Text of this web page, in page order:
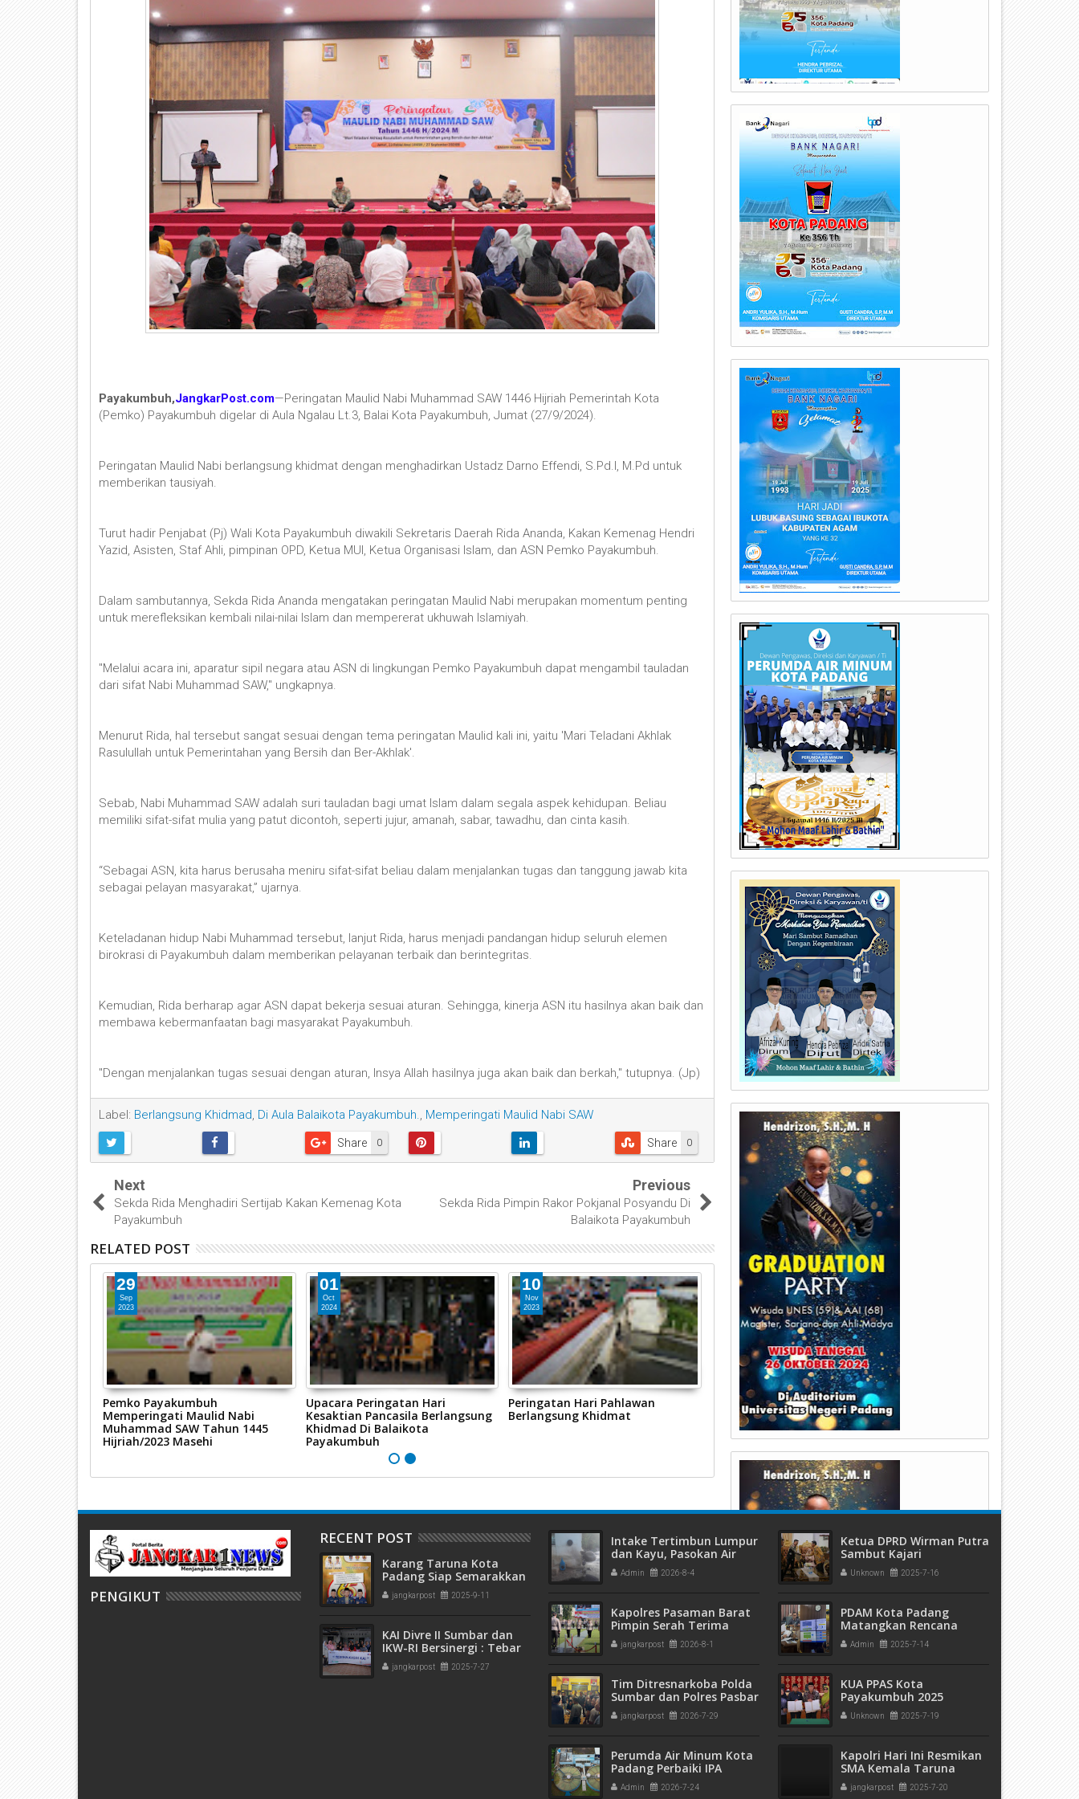
Payakumbuh,JangkarPost.com—Peringatan Maulid Nabi Muhammad SAW 1446 Hijriah Pemerintah Kota
(Pemko) Payakumbuh digelar di Aula Ngalau Lt.3, Balai Kota Payakumbuh, Jumat (27/9/2024).
Peringatan Maulid Nabi berlangsung khidmat dengan menghadirkan Ustadz Darno Effendi, S.Pd.I, M.Pd untuk
memberikan tausiyah.
Turut hadir Penjabat (Pj) Wali Kota Payakumbuh diwakili Sekretaris Daerah Rida Ananda, Kakan Kemenag Hendri
Yazid, Asisten, Staf Ahli, pimpinan OPD, Ketua MUI, Ketua Organisasi Islam, dan ASN Pemko Payakumbuh.
Dalam sambutannya, Sekda Rida Ananda mengatakan peringatan Maulid Nabi merupakan momentum penting
untuk merefleksikan kembali nilai-nilai Islam dan mempererat ukhuwah Islamiyah.
"Melalui acara ini, aparatur sipil negara atau ASN di lingkungan Pemko Payakumbuh dapat mengambil tauladan
dari sifat Nabi Muhammad SAW," ungkapnya.
Menurut Rida, hal tersebut sangat sesuai dengan tema peringatan Maulid kali ini, yaitu 'Mari Teladani Akhlak
Rasulullah untuk Pemerintahan yang Bersih dan Ber-Akhlak'.
Sebab, Nabi Muhammad SAW adalah suri tauladan bagi umat Islam dalam segala aspek kehidupan. Beliau
memiliki sifat-sifat mulia yang patut dicontoh, seperti jujur, amanah, sabar, tawadhu, dan cinta kasih.
“Sebagai ASN, kita harus berusaha meniru sifat-sifat beliau dalam menjalankan tugas dan tanggung jawab kita
sebagai pelayan masyarakat,” ujarnya.
Keteladanan hidup Nabi Muhammad tersebut, lanjut Rida, harus menjadi pandangan hidup seluruh elemen
birokrasi di Payakumbuh dalam memberikan pelayanan terbaik dan berintegritas.
Kemudian, Rida berharap agar ASN dapat bekerja sesuai aturan. Sehingga, kinerja ASN itu hasilnya akan baik dan
membawa kebermanfaatan bagi masyarakat Payakumbuh.
"Dengan menjalankan tugas sesuai dengan aturan, Insya Allah hasilnya juga akan baik dan berkah," tutupnya. (Jp)
Label: Berlangsung Khidmad, Di Aula Balaikota Payakumbuh., Memperingati Maulid Nabi SAW
0
Share 0
Share
Next
Sekda Rida Menghadiri Sertijab Kakan Kemenag Kota
Payakumbuh
Previous
Sekda Rida Pimpin Rakor Pokjanal Posyandu Di
Balaikota Payakumbuh
RELATED POST
29
Sep
2023
Pemko Payakumbuh
Memperingati Maulid Nabi
Muhammad SAW Tahun 1445
Hijriah/2023 Masehi
01
Oct
2024
Upacara Peringatan Hari
Kesaktian Pancasila Berlangsung
Khidmad Di Balaikota
Payakumbuh
10
Nov
2023
Peringatan Hari Pahlawan
Berlangsung Khidmat
29
Berlangsung Khidmat, Ini Yang
Disampaikan Wako Rida Ananda
Pada Upacara Peringatan Hari
Otonomi Daerah
Khidmat
PENGIKUT
RECENT POST
Karang Taruna Kota
Padang Siap Semarakkan
HUT ke-65 : Dari
Lapangan Hijau hingga
jangkarpost 2025-9-11
KAI Divre II Sumbar dan
IKW-RI Bersinergi : Tebar
Kepedulian Sosial Untuk
Panti Asuhan
jangkarpost 2025-7-27
Intake Tertimbun Lumpur
dan Kayu, Pasokan Air
Bersih di Kota Padang
Terganggu
Admin 2026-8-4
Kapolres Pasaman Barat
Pimpin Serah Terima
Jabatan PJU Polres dan
Kapolsek Sungai Beremas
jangkarpost 2026-8-1
Tim Ditresnarkoba Polda
Sumbar dan Polres Pasbar
Gagalkan Peredaran
Narkotika, 30 Paket Ganja
jangkarpost 2026-7-29
Perumda Air Minum Kota
Padang Perbaiki IPA
Gunung Pangilun, 25 Ribu
Pelanggan Terdampak
Admin 2026-7-24
Ketua DPRD Wirman Putra
Sambut Kajari
Payakumbuh Yang Baru
Unknown 2025-7-16
PDAM Kota Padang
Matangkan Rencana
Bisnis 2026–2030 untuk
Layanan Air Bersih Lebih
Admin 2025-7-14
KUA PPAS Kota
Payakumbuh 2025
Disepakati DPRD Bersama
Pemko
Unknown 2025-7-19
Kapolri Hari Ini Resmikan
SMA Kemala Taruna
Bhayangkara di
Yogyakarta
jangkarpost 2025-7-20